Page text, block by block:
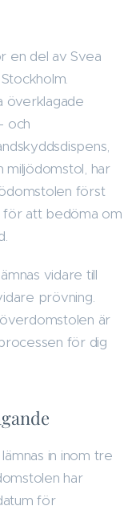
en del av Svea
överklagade
och
miljödomstol, har
först
för att bedöma om
vidare till
prövning.
är
för dig
in inom tre
har
för